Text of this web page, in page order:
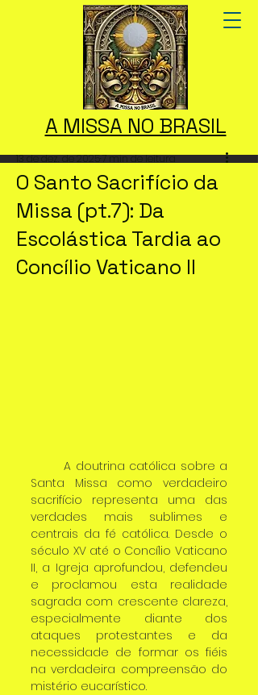
A MISSA NO BRASIL
O Santo Sacrifício da
Missa (pt.7): Da
Escolástica Tardia ao
Concílio Vaticano II
13 de dez. de 20257 min de leitura
	A doutrina católica sobre a
Santa Missa como verdadeiro
sacrifício representa uma das
verdades mais sublimes e
centrais da fé católica. Desde o
século XV até o Concílio Vaticano
II, a Igreja aprofundou, defendeu
e proclamou esta realidade
sagrada com crescente clareza,
especialmente diante dos
ataques protestantes e da
necessidade de formar os fiéis
na verdadeira compreensão do
mistério eucarístico.